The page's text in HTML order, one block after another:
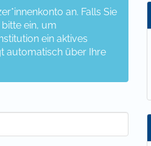
an. Falls Sie
ein, um
ein aktives
automatisch über Ihre